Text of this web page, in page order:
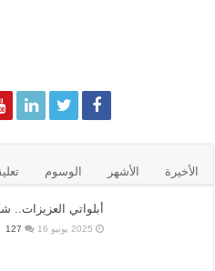
الأخيرة الأشهر الوسوم
أبلواتي العزيزات..
2025 يونيو 16 127